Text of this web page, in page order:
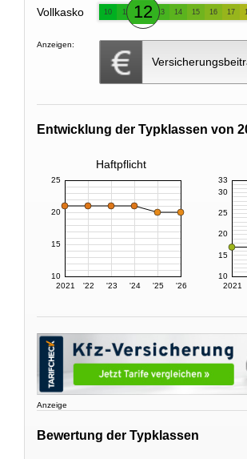
Vollkasko 10 11 12 13 14 15 16 17
Anzeigen:
Entwicklung der Typklassen von
Haftpflicht
2021 '22 '23 '24 '25 '26
10
15
20
25
2021
10
15
20
25
30
33
Anzeige
Bewertung der Typklassen